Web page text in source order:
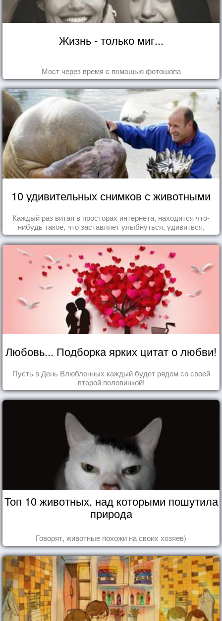
Жизнь - только миг...
Мост через время с помощью фотошопа
10 удивительных снимков с животными
Каждый раз витая в просторах интернета, находится что-
нибудь такое, что заставляет улыбнуться, удивиться,
восхититься...
Любовь... Подборка ярких цитат о любви!
Пусть в День Влюбленных каждый будет рядом со своей
второй половинкой!
Топ 10 животных, над которыми пошутила
природа
Говорят, животные похожи на своих хозяев)